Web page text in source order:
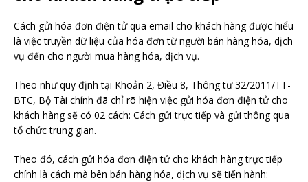
Cách gửi hóa đơn điện tử qua email cho khách hàng được hiểu
là việc truyền dữ liệu của hóa đơn từ người bán hàng hóa, dịch
vụ đến cho người mua hàng hóa, dịch vụ.
Theo như quy định tại Khoản 2, Điều 8, Thông tư 32/2011/TT-
BTC, Bộ Tài chính đã chỉ rõ hiện việc gửi hóa đơn điện tử cho
khách hàng sẽ có 02 cách: Cách gửi trực tiếp và gửi thông qua
tổ chức trung gian.
Theo đó, cách gửi hóa đơn điện tử cho khách hàng trực tiếp
chính là cách mà bên bán hàng hóa, dịch vụ sẽ tiến hành: